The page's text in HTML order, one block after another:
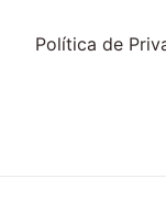
Política de